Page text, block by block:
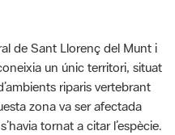
de Sant Llorenç del Munt i
un únic territori, situat
riparis vertebrant
zona va ser afectada
tornat a citar l’espècie.